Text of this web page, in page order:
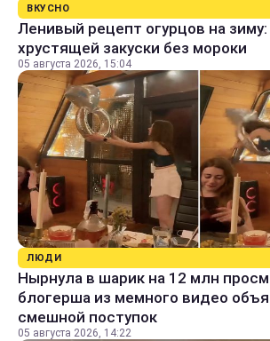
ВКУСНО
Ленивый рецепт огурцов на зиму:
хрустящей закуски без мороки
05 августа 2026, 15:04
ЛЮДИ
Нырнула в шарик на 12 млн
блогерша из мемного видео
смешной поступок
05 августа 2026, 14:22